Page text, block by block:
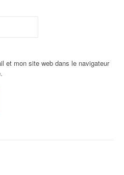
et mon site web dans le navigateur